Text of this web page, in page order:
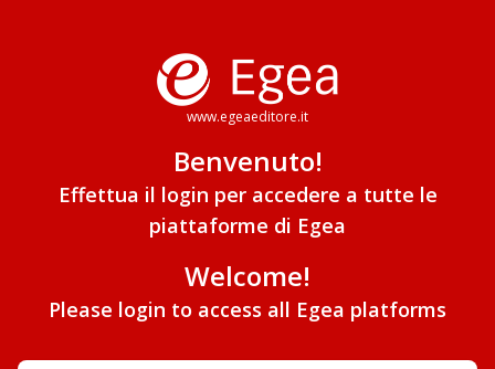
www.egeaeditore.it
Benvenuto!
Effettua il login per accedere a tutte le
piattaforme di Egea
Welcome!
Please login to access all Egea platforms